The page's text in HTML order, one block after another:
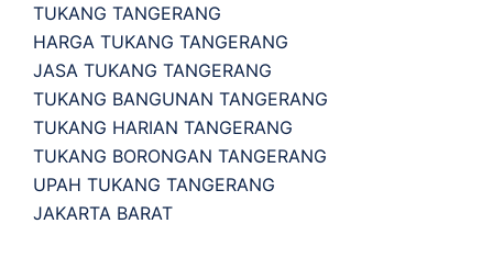
TUKANG TANGERANG
HARGA TUKANG TANGERANG
JASA TUKANG TANGERANG
TUKANG BANGUNAN TANGERANG
TUKANG HARIAN TANGERANG
TUKANG BORONGAN TANGERANG
UPAH TUKANG TANGERANG
JAKARTA BARAT